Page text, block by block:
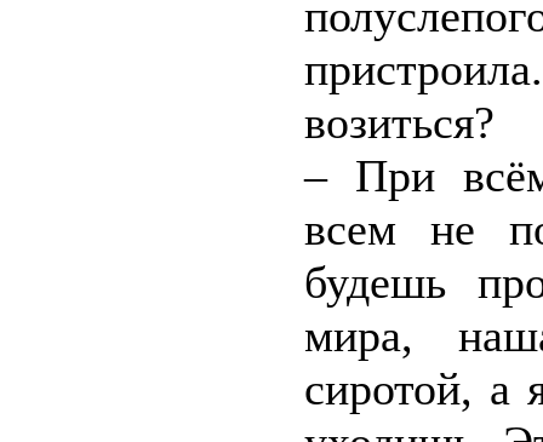
возиться?
– При
всем не
будешь
мира,
сиротой, а